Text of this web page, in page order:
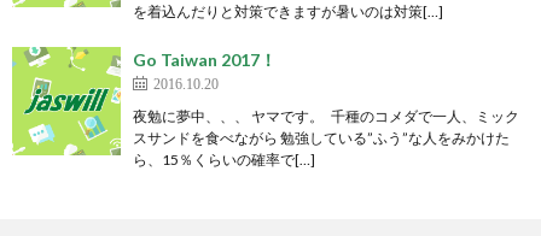
を着込んだりと対策できますが暑いのは対策[…]
Go Taiwan 2017！
2016.10.20
夜勉に夢中、、、 ヤマです。 千種のコメダで一人、ミック
スサンドを食べながら 勉強している”ふう”な人をみかけた
ら、15％くらいの確率で[…]